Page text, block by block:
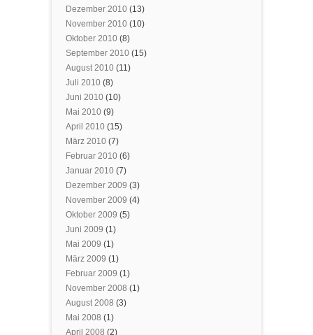
Dezember 2010 (13)
November 2010 (10)
Oktober 2010 (8)
September 2010 (15)
August 2010 (11)
Juli 2010 (8)
Juni 2010 (10)
Mai 2010 (9)
April 2010 (15)
März 2010 (7)
Februar 2010 (6)
Januar 2010 (7)
Dezember 2009 (3)
November 2009 (4)
Oktober 2009 (5)
Juni 2009 (1)
Mai 2009 (1)
März 2009 (1)
Februar 2009 (1)
November 2008 (1)
August 2008 (3)
Mai 2008 (1)
April 2008 (2)